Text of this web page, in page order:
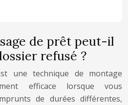
de prêt peut-il
refusé ?
une technique de montage
efficace lorsque vous
de durées différentes,